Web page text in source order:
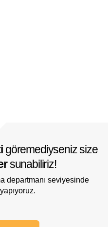
göremediyseniz size
sunabiliriz!
departmanı seviyesinde